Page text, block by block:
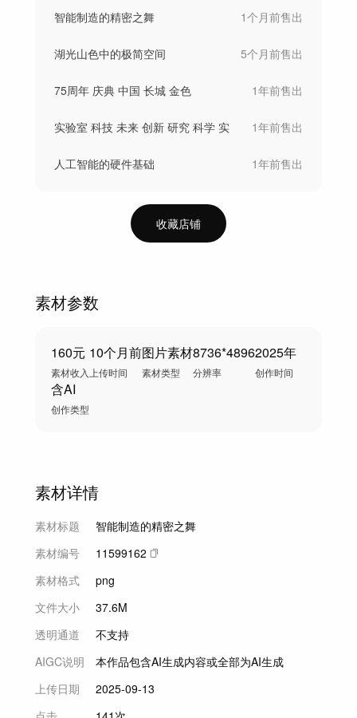
智能制造的精密之舞 1个月前售出
湖光山色中的极简空间 5个月前售出
75周年 庆典 中国 长城 金色 1年前售出
实验室 科技 未来 创新 研究 科学 实 1年前售出
人工智能的硬件基础 1年前售出
收藏店铺
素材参数
160元
素材收入
10个月前
上传时间
图片素材
素材类型
8736*4896
分辨率
2025年
创作时间
含AI
创作类型
素材详情
素材标题
智能制造的精密之舞
素材编号
11599162
素材格式
png
文件大小
37.6M
透明通道
不支持
AIGC说明
本作品包含AI生成内容或全部为AI生成
上传日期
2025-09-13